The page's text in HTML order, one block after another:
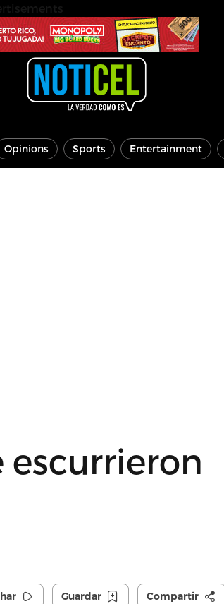
Opinions Sports Entertainment
escurrieron
Guardar Compartir